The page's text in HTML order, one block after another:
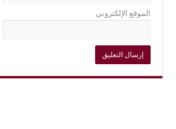
الموقع الإلكتروني